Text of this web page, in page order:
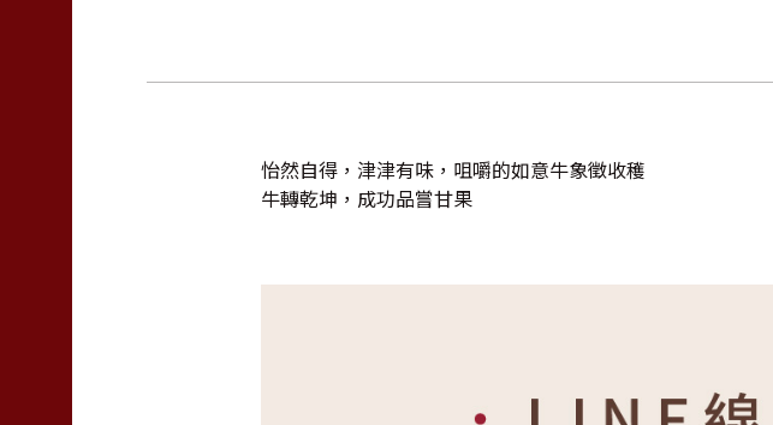
怡然自得，津津有味，咀嚼的如意牛象徵收穫
牛轉乾坤，成功品嘗甘果